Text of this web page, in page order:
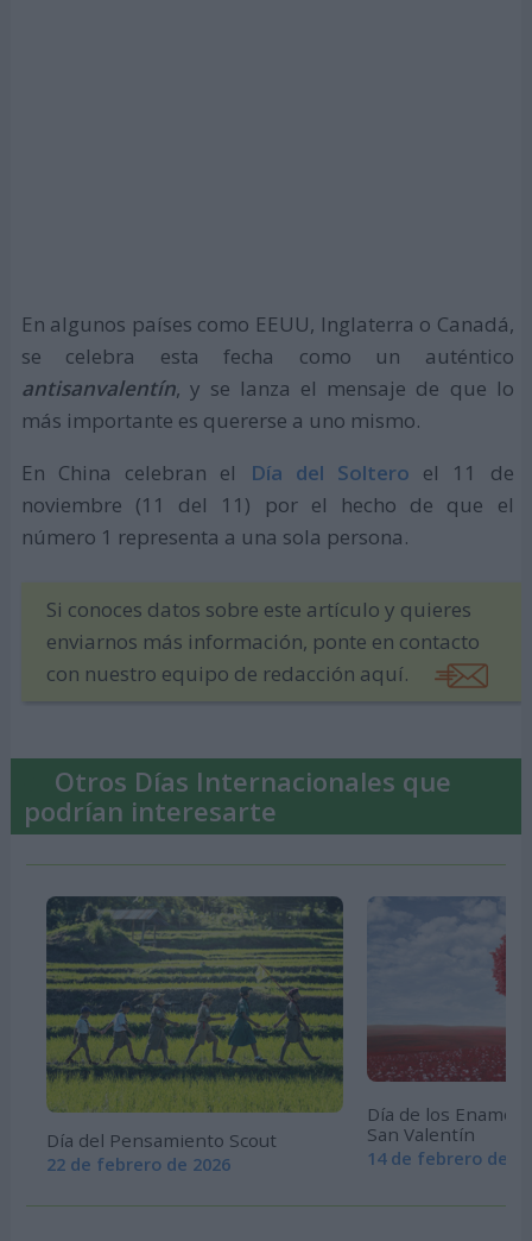
En algunos países como EEUU, Inglaterra o Canadá,
se celebra esta fecha como un auténtico
antisanvalentín, y se lanza el mensaje de que lo
más importante es quererse a uno mismo.
En China celebran el
Día del Soltero el 11 de
noviembre (11 del 11) por el hecho de que el
número 1 representa a una sola persona.
Si conoces datos sobre este artículo y quieres
enviarnos más información, ponte en contacto
con nuestro equipo de redacción aquí.
Otros Días Internacionales que
podrían interesarte
Día del Pensamiento Scout
22 de febrero de 2026
Día de los
San Valentín
14 de febrero de